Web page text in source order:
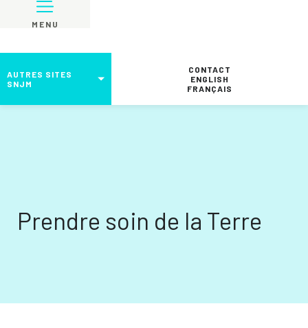
MENU
AUTRES SITES
SNJM
CONTACT
ENGLISH
FRANÇAIS
Prendre soin de la Terre